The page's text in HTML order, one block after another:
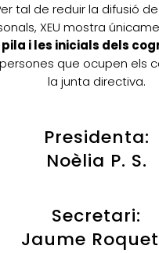
tal de reduir la difusió
XEU mostra
pila i les inicials dels
que ocupen els
la junta directiva.
Presidenta:
Noèlia P. S.
Secretari:
Jaume